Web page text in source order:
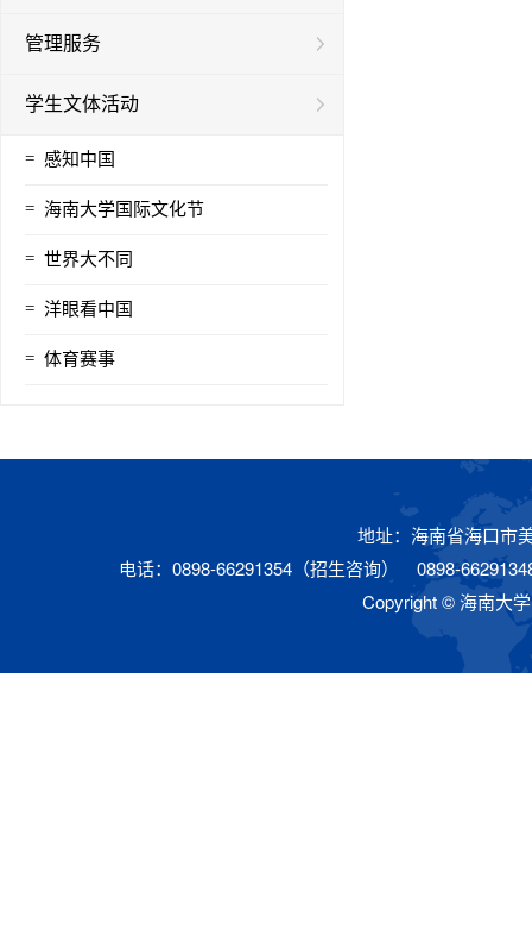
管理服务
学生文体活动
= 感知中国
= 海南大学国际文化节
= 世界大不同
= 洋眼看中国
= 体育赛事
地址：海南省海口市
电话：0898-66291354（招生咨询） 0898-
Copyright © 海南大